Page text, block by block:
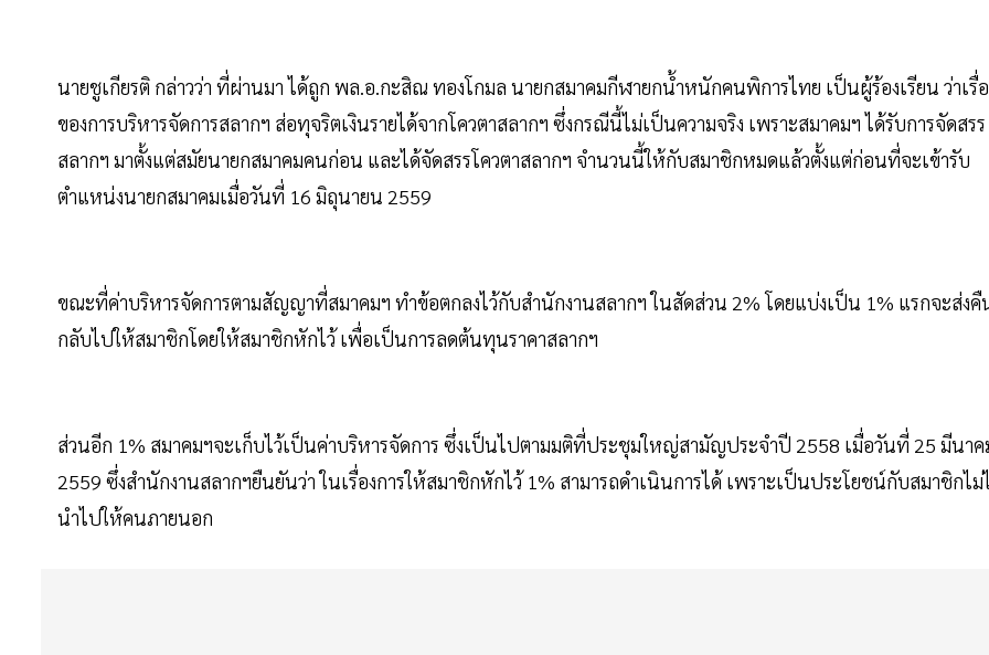
นายชูเกียรติ กล่าวว่า ที่ผ่านมา ได้ถูก พล.อ.กะสิณ ทองโกมล นายกสมาคมกีฬายกน้ำหนักคนพิการไทย เป็นผู้ร้องเรียน ว่าเรื่
ของการบริหารจัดการสลากฯ ส่อทุจริตเงินรายได้จากโควตาสลากฯ ซึ่งกรณีนี้ไม่เป็นความจริง เพราะสมาคมฯ ได้รับการจัดสรร
สลากฯ มาตั้งแต่สมัยนายกสมาคมคนก่อน และได้จัดสรรโควตาสลากฯ จำนวนนี้ให้กับสมาชิกหมดแล้วตั้งแต่ก่อนที่จะเข้ารับ
ตำแหน่งนายกสมาคมเมื่อวันที่ 16 มิถุนายน 2559
ขณะที่ค่าบริหารจัดการตามสัญญาที่สมาคมฯ ทำข้อตกลงไว้กับสำนักงานสลากฯ ในสัดส่วน 2% โดยแบ่งเป็น 1% แรกจะส่งคื
กลับไปให้สมาชิกโดยให้สมาชิกหักไว้ เพื่อเป็นการลดต้นทุนราคาสลากฯ
ส่วนอีก 1% สมาคมฯจะเก็บไว้เป็นค่าบริหารจัดการ ซึ่งเป็นไปตามมติที่ประชุมใหญ่สามัญประจำปี 2558 เมื่อวันที่ 25 มีนา
2559 ซึ่งสำนักงานสลากฯยืนยันว่า ในเรื่องการให้สมาชิกหักไว้ 1% สามารถดำเนินการได้ เพราะเป็นประโยชน์กับสมาชิกไม่
นำไปให้คนภายนอก